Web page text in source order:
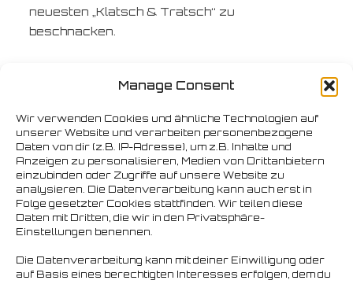
Manage Consent
Wir verwenden Cookies und ähnliche Technologien auf
unserer Website und verarbeiten personenbezogene
Daten von dir (z.B. IP-Adresse), um z.B. Inhalte und
Anzeigen zu personalisieren, Medien von Drittanbietern
einzubinden oder Zugriffe auf unsere Website zu
analysieren. Die Datenverarbeitung kann auch erst in
Folge gesetzter Cookies stattfinden. Wir teilen diese
Daten mit Dritten, die wir in den Privatsphäre-
Einstellungen benennen.
Die Datenverarbeitung kann mit deiner Einwilligung oder
auf Basis eines berechtigten Interesses erfolgen, dem du
neuesten „Klatsch & Tratsch“ zu
beschnacken.
Los geht es ab 18 Uhr.
Wo:Toom Peerstall – Clemens-Schultz-
Straße 43 – 20359 Hamburg
(Nur ca. 5 Minuten Fußweg von der S-Bahn-
Station Reeperbahn entfernt)
Umliegendgibt es genug Möglichkeiten, um vor,
zwischendurch oder nach dem Stammtisch